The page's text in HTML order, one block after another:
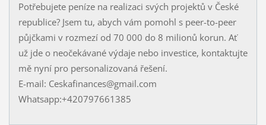
Potřebujete peníze na realizaci svých projektů v České
republice? Jsem tu, abych vám pomohl s peer-to-peer
půjčkami v rozmezí od 70 000 do 8 milionů korun. Ať
už jde o neočekávané výdaje nebo investice, kontaktujte
mě nyní pro personalizovaná řešení.
E-mail: Ceskafinances@gmail.com
Whatsapp:+420797661385